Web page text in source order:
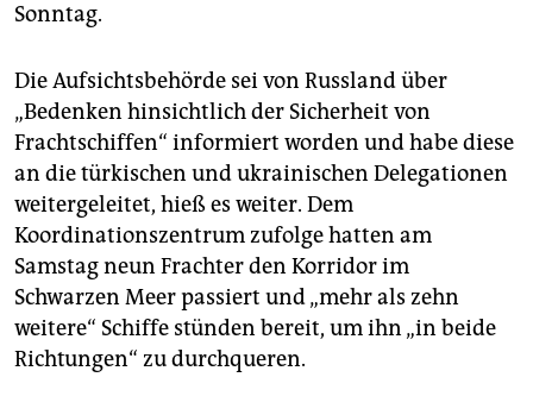
Sonntag.
Die Aufsichtsbehörde sei von Russland über
„Bedenken hinsichtlich der Sicherheit von
Frachtschiffen“ informiert worden und habe diese
an die türkischen und ukrainischen Delegationen
weitergeleitet, hieß es weiter. Dem
Koordinationszentrum zufolge hatten am
Samstag neun Frachter den Korridor im
Schwarzen Meer passiert und „mehr als zehn
weitere“ Schiffe stünden bereit, um ihn „in beide
Richtungen“ zu durchqueren.